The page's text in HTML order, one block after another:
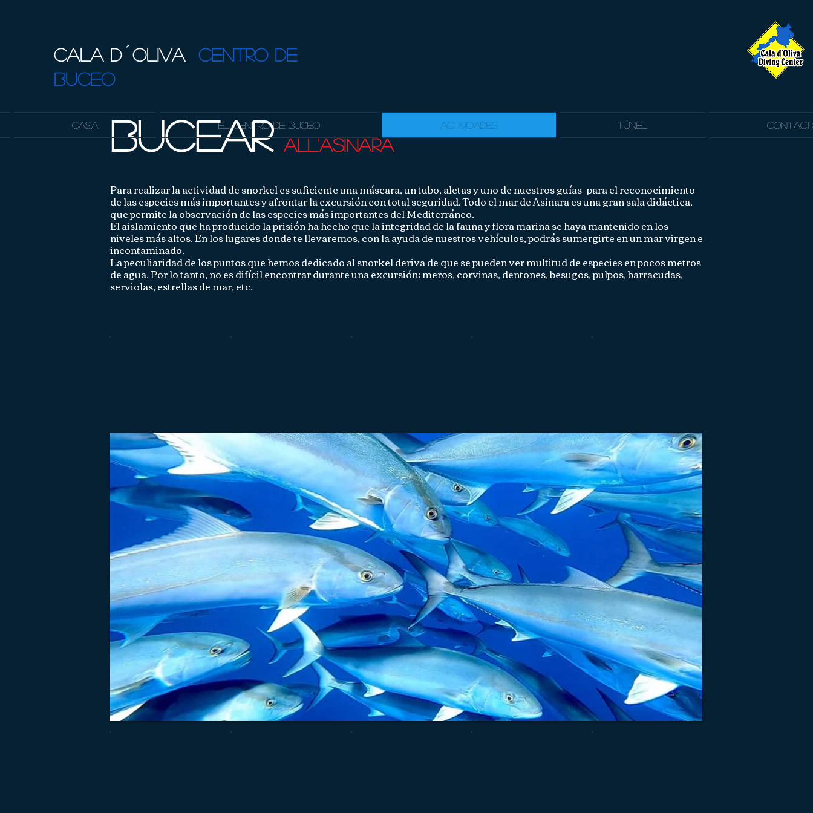
Bucear all'asinara
Para realizar la actividad de snorkel es suficiente una máscara, un tubo, aletas y uno de nuestros guías para el reconocimiento
de las especies más importantes y afrontar la excursión con total seguridad. Todo el mar de Asinara es una gran sala didáctica,
que permite la observación de las especies más importantes del Mediterráneo.
El aislamiento que ha producido la prisión ha hecho que la integridad de la fauna y flora marina se haya mantenido en los
niveles más altos. En los lugares donde te llevaremos, con la ayuda de nuestros vehículos, podrás sumergirte en un mar virgen e
incontaminado.
La peculiaridad de los puntos que hemos dedicado al snorkel deriva de que se pueden ver multitud de especies en pocos metros
de agua. Por lo tanto, no es difícil encontrar durante una excursión: meros, corvinas, dentones, besugos, pulpos, barracudas,
serviolas, estrellas de mar, etc.
Casa El Centro de Buceo Actividades Túnel
CALA D´OLIVA
CENTRO DE
BUCEO